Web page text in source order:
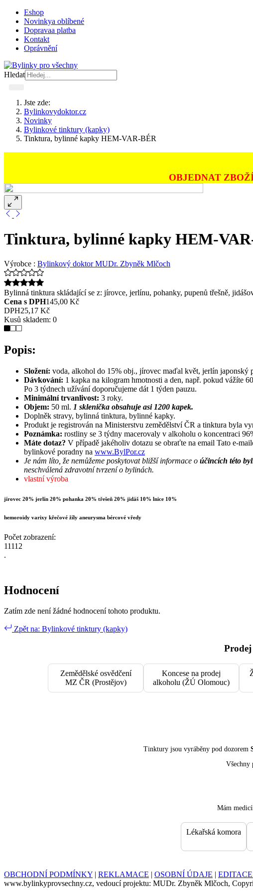
Eshop
Novinkya oblíbené
Dopravaa platba
Kontakt
Oprávnění
Hledat
Jste zde:
Bylinkovydoktor.cz
Novinky
Bylinkové tinktury (kapky)
Tinktura, bylinné kapky HEM-VAR-BÉR
OBJEDNAT
Tinktura, bylinné kapky HEM-
Výrobce : Bylinkový doktor MUDr. Zbyněk Mlčoch
Bylinná tinktura skládající se z: jírovce, jerlínu, pohanky, pupenů třešně,
Cena s DPH145,00 Kč
DPH25,17 Kč
Kusů skladem: 0
Popis:
Složení: voda, alkohol do 15% obj., jírovec maďal květ, jerlín japonský
Dávkování: 1 kapka na kilogram hmotnosti a den, např. pokud vážíte
Po 3 týdnech užívání doporučujeme dát 1 týden pauzu.
Minimální trvanlivost: 3 roky.
Objem: 50 ml. 1 sklenička obsahuje asi 1200 kapek.
Doplněk stravy, bylinná tinktura, bylinné kapky.
Produkt je registrován na Ministerstvu zemědělství ČR a tinktura byla
Poznámka: rostliny se 3 týdny macerovaly v alkoholu o koncentraci
Máte dotaz? V případě jakéholiv dotazu se obraťte na email Tato e-
bylinkové poradny na www.BylPor.cz
Je nám líto, že nemůžeme poskytovat bližší informace o účincích této
neschválená zdravotní tvrzení o bylinách.
vlastní výroba
jírovec 20% jerlín 20% pohanka 20% třešeň 20% jidáš 10% lnice 10%
hemoroidy varixy křečové žíly aneurysma bércové vředy
Počet zobrazení:
11112
.
Hodnocení
Zatím zde není žádné hodnocení tohoto produktu.
Zpět na: Bylinkové tinktury (kapky)
Prodej
Zemědělské osvědčení
MZ ČR (Prostějov)
Koncese na prodej
alkoholu (ŽÚ Olomouc)
Tinktury jsou vyráběny pod dozorem
Všechny
Mám
Lékařská komora
OBCHODNÍ PODMÍNKY | REKLAMACE | OSOBNÍ ÚDAJE |
www.bylinkyprovsechny.cz, vedoucí projektu: MUDr. Zbyněk Mlčoch,